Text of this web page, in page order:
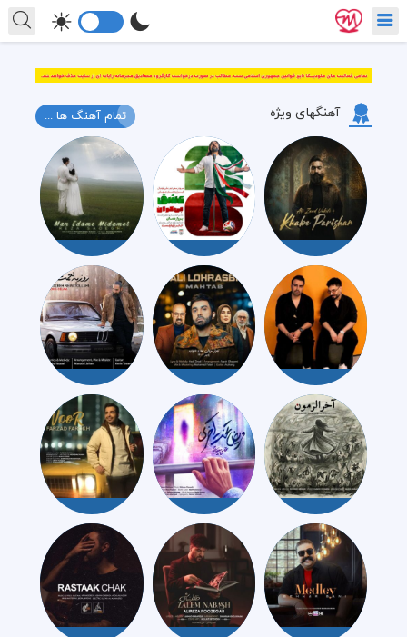
آهنگهای ویژه تمام آهنگ ها ...